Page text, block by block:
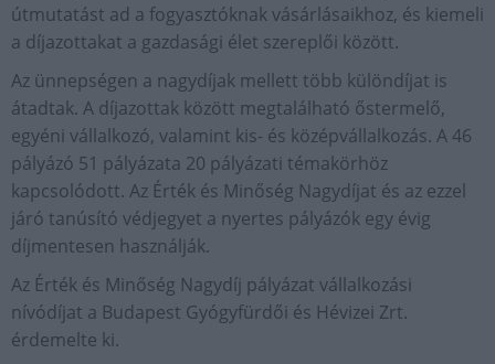
útmutatást ad a fogyasztóknak vásárlásaikhoz, és kiemeli
a díjazottakat a gazdasági élet szereplői között.
Az ünnepségen a nagydíjak mellett több különdíjat is
átadtak. A díjazottak között megtalálható őstermelő,
egyéni vállalkozó, valamint kis- és középvállalkozás. A 46
pályázó 51 pályázata 20 pályázati témakörhöz
kapcsolódott. Az Érték és Minőség Nagydíjat és az ezzel
járó tanúsító védjegyet a nyertes pályázók egy évig
díjmentesen használják.
Az Érték és Minőség Nagydíj pályázat vállalkozási
nívódíjat a Budapest Gyógyfürdői és Hévizei Zrt.
érdemelte ki.